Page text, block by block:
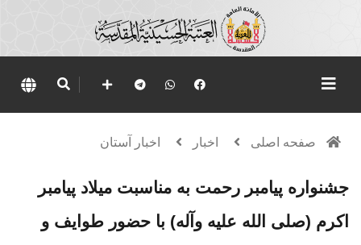
صفحه اصلی اخبار اخبار آستان
جشنواره پیامبر رحمت به مناسبت میلاد پیامبر
اکرم (صلی الله علیه وآله) با حضور طوایف و